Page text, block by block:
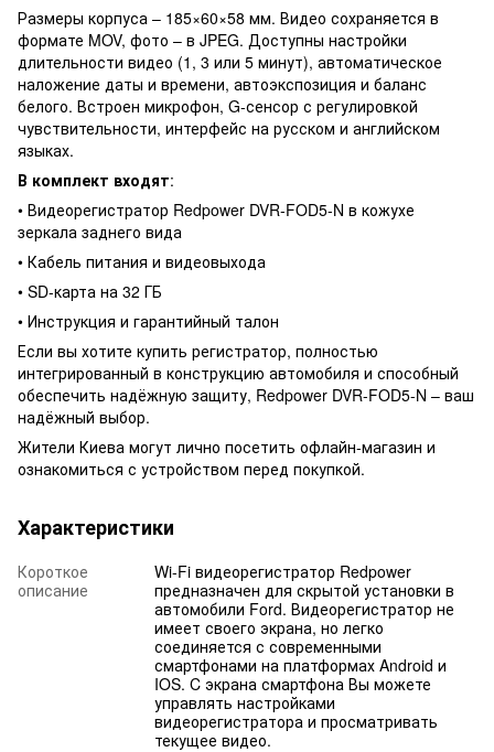
Размеры корпуса – 185×60×58 мм. Видео сохраняется в
формате MOV, фото – в JPEG. Доступны настройки
длительности видео (1, 3 или 5 минут), автоматическое
наложение даты и времени, автоэкспозиция и баланс
белого. Встроен микрофон, G-сенсор с регулировкой
чувствительности, интерфейс на русском и английском
языках.
В комплект входят:
• Видеорегистратор Redpower DVR-FOD5-N в кожухе
зеркала заднего вида
• Кабель питания и видеовыхода
• SD-карта на 32 ГБ
• Инструкция и гарантийный талон
Если вы хотите купить регистратор, полностью
интегрированный в конструкцию автомобиля и способный
обеспечить надёжную защиту, Redpower DVR-FOD5-N – ваш
надёжный выбор.
Жители Киева могут лично посетить офлайн-магазин и
ознакомиться с устройством перед покупкой.
Характеристики
Короткое
описание
Wi-Fi видеорегистратор Redpower
предназначен для скрытой установки в
автомобили Ford. Видеорегистратор не
имеет своего экрана, но легко
соединяется с современными
смартфонами на платформах Android и
IOS. C экрана смартфона Вы можете
управлять настройками
видеорегистратора и просматривать
текущее видео.